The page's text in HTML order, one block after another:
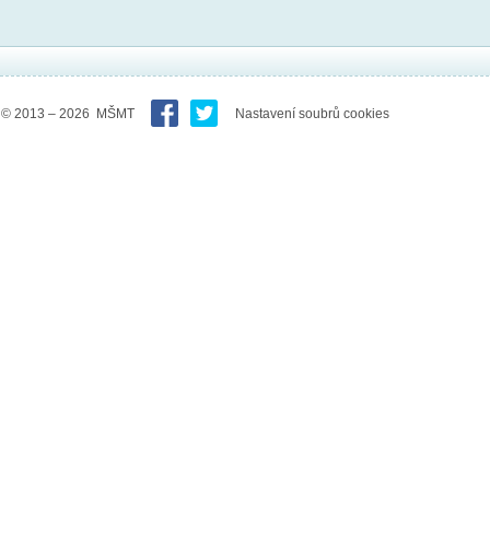
© 2013 – 2026 MŠMT Nastavení soubrů cookies